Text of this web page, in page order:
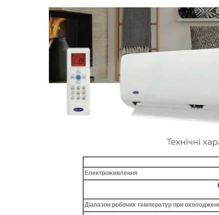
Електроживлення
Діапазон робочих температур при